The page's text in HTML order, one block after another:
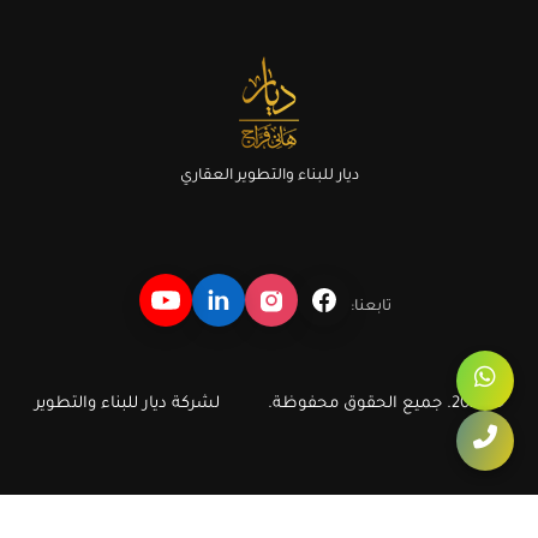
ديار للبناء والتطوير العقاري
تابعنا:
© 2026. جميع الحقوق محفوظة. لشركة ديار للبناء والتطوير